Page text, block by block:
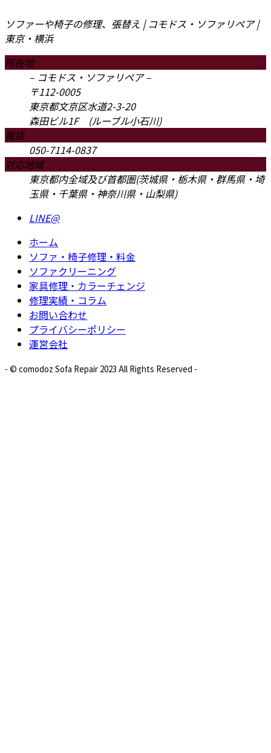
ソファーや椅子の修理、張替え | コモドス・ソファリペア |
東京・横浜
所在地
– コモドス・ソファリペア –
〒112-0005
東京都文京区水道2-3-20
森田ビル1F (ルーブル小石川)
電話
050-7114-0837
対応地域
東京都内全域及び首都圏(茨城県・栃木県・群馬県・埼
玉県・千葉県・神奈川県・山梨県)
LINE@
ホーム
ソファ・椅子修理・料金
ソファクリーニング
家具修理・カラーチェンジ
修理実績・コラム
お問い合わせ
プライバシーポリシー
運営会社
- © comodoz Sofa Repair 2023 All Rights Reserved -